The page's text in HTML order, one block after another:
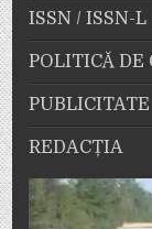
ISSN / ISSN-L
POLITICĂ DE
PUBLICITATE
REDACȚIA